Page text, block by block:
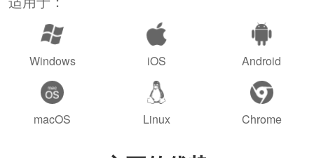
Windows iOS Android
macOS Linux Chrome